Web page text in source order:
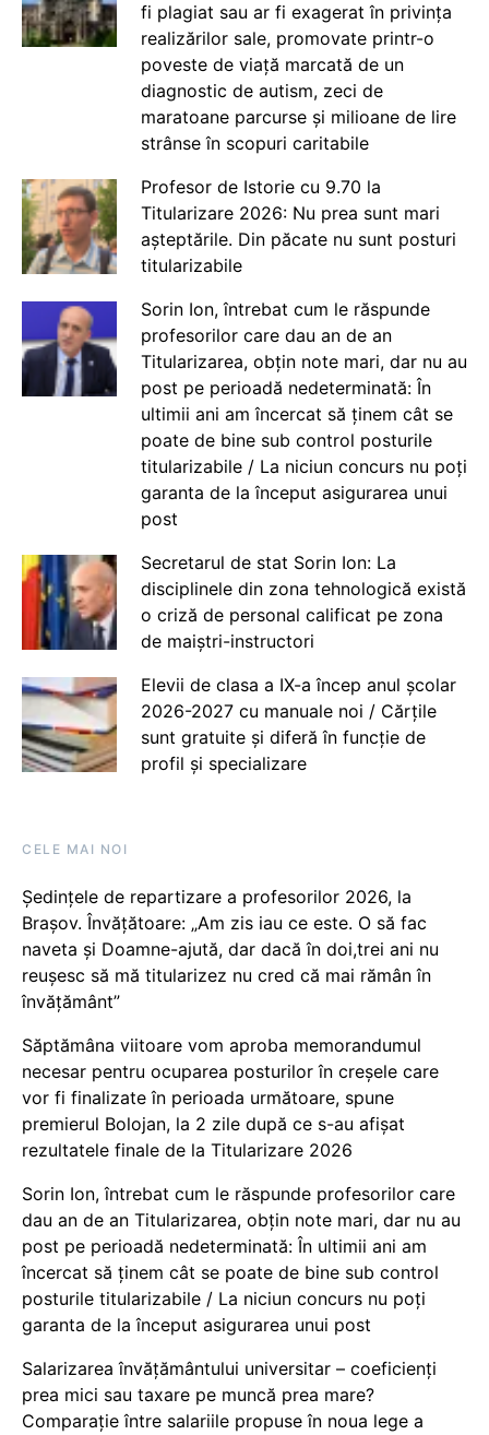
fi plagiat sau ar fi exagerat în privința
realizărilor sale, promovate printr-o
poveste de viață marcată de un
diagnostic de autism, zeci de
maratoane parcurse și milioane de lire
strânse în scopuri caritabile
Profesor de Istorie cu 9.70 la
Titularizare 2026: Nu prea sunt mari
așteptările. Din păcate nu sunt posturi
titularizabile
Sorin Ion, întrebat cum le răspunde
profesorilor care dau an de an
Titularizarea, obțin note mari, dar nu au
post pe perioadă nedeterminată: În
ultimii ani am încercat să ținem cât se
poate de bine sub control posturile
titularizabile / La niciun concurs nu poți
garanta de la început asigurarea unui
post
Secretarul de stat Sorin Ion: La
disciplinele din zona tehnologică există
o criză de personal calificat pe zona
de maiștri-instructori
Elevii de clasa a IX-a încep anul școlar
2026-2027 cu manuale noi / Cărțile
sunt gratuite și diferă în funcție de
profil și specializare
CELE MAI NOI
Ședințele de repartizare a profesorilor 2026, la
Brașov. Învățătoare: „Am zis iau ce este. O să fac
naveta și Doamne-ajută, dar dacă în doi,trei ani nu
reușesc să mă titularizez nu cred că mai rămân în
învățământ”
Săptămâna viitoare vom aproba memorandumul
necesar pentru ocuparea posturilor în creșele care
vor fi finalizate în perioada următoare, spune
premierul Bolojan, la 2 zile după ce s-au afișat
rezultatele finale de la Titularizare 2026
Sorin Ion, întrebat cum le răspunde profesorilor care
dau an de an Titularizarea, obțin note mari, dar nu au
post pe perioadă nedeterminată: În ultimii ani am
încercat să ținem cât se poate de bine sub control
posturile titularizabile / La niciun concurs nu poți
garanta de la început asigurarea unui post
Salarizarea învățământului universitar – coeficienți
prea mici sau taxare pe muncă prea mare?
Comparație între salariile propuse în noua lege a